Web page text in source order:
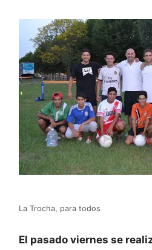
La Trocha, para todos
El pasado viernes se